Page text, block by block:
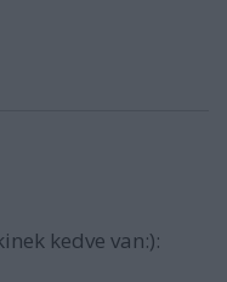
kedve van:):